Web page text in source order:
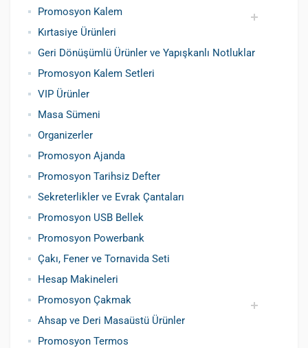
Promosyon Kalem
Promosyon Metal Kalem
Promosyon Roller Kalem
Promosyon Dokunmatik Kalem
Promosyon Plastik Kalem
Geri Dönüşümlü ve Tohumlu Kalemler
Promosyon Fosforlu Kalem
Kursun Kalemler
Kırtasiye Ürünleri
Geri Dönüşümlü Ürünler ve Yapışkanlı Notluklar
Promosyon Kalem Setleri
VIP Ürünler
Masa Sümeni
Organizerler
Promosyon Ajanda
Promosyon Tarihsiz Defter
Sekreterlikler ve Evrak Çantaları
Promosyon USB Bellek
Promosyon Powerbank
Çakı, Fener ve Tornavida Seti
Hesap Makineleri
Promosyon Çakmak
Siboplu Çakmak
Manyetolu Çakmak
Ahsap ve Deri Masaüstü Ürünler
Promosyon Termos